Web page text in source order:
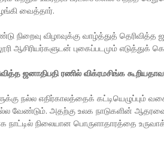
வைத்தார்.
நிறைவு விழாவுக்கு வாழ்த்துத்
ஆசிரியர்களுடன் புகைப்படமும் எடுத்துக்
ஜனாதிபதி ரணில் விக்ரமசிங்க
நல்ல எதிர்காலத்தைக்
வேண்டும். அதற்கு உலக நாடுகளின்
நாட்டில் நிலையான பொருளாதாரத்தை